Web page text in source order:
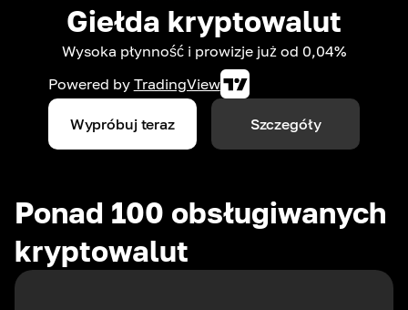
Giełda kryptowalut
Wysoka płynność i prowizje już od 0,04%
Powered by TradingView
Wypróbuj teraz Szczegóły
Ponad 100 obsługiwanych
kryptowalut